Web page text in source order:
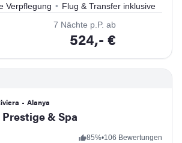
Verpflegung • Flug & Transfer inklusive
7 Nächte p.P. ab
524,- €
• Alanya
& Spa
85%•106 Bewertungen